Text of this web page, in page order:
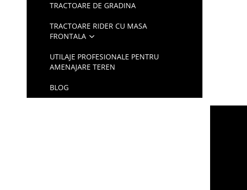
TRACTOARE DE GRADINA
TRACTOARE RIDER CU MASA
FRONTALA
UTILAJE PROFESIONALE PENTRU
AMENAJARE TEREN
BLOG